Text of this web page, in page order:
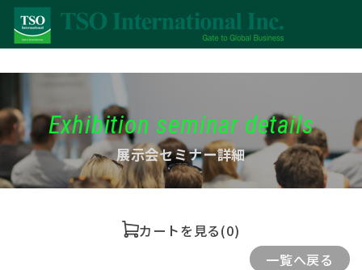
Exhibition seminar details
展示会セミナー詳細
カートを見る(0)
一覧へ戻る